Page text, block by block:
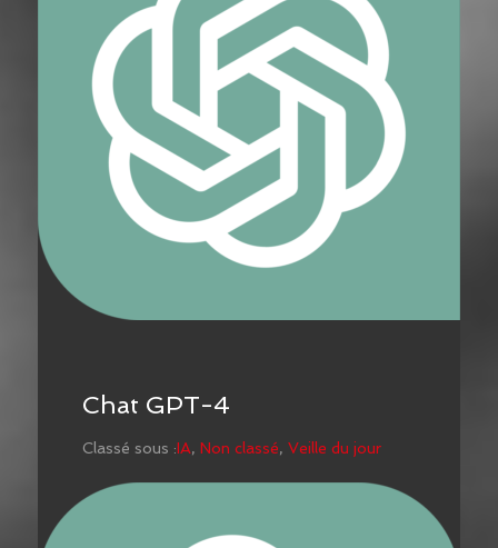
Chat GPT-4
Classé sous :IA, Non classé, Veille du jour